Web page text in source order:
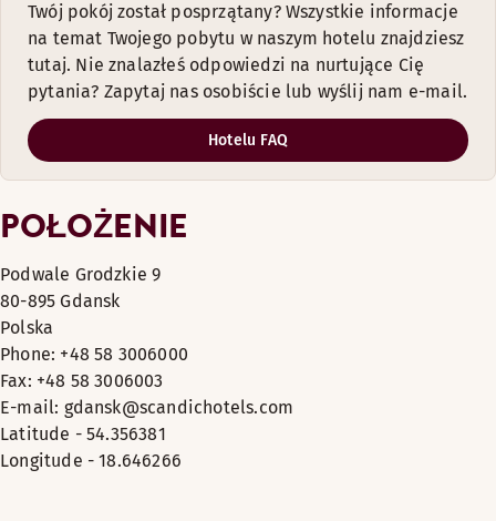
Twój pokój został posprzątany? Wszystkie informacje
na temat Twojego pobytu w naszym hotelu znajdziesz
tutaj. Nie znalazłeś odpowiedzi na nurtujące Cię
pytania? Zapytaj nas osobiście lub wyślij nam e-mail.
Hotelu FAQ
POŁOŻENIE
Podwale Grodzkie 9
80-895 Gdansk
Polska
Phone: +48 58 3006000
Fax: +48 58 3006003
E-mail: gdansk@scandichotels.com
Latitude - 54.356381
Longitude - 18.646266